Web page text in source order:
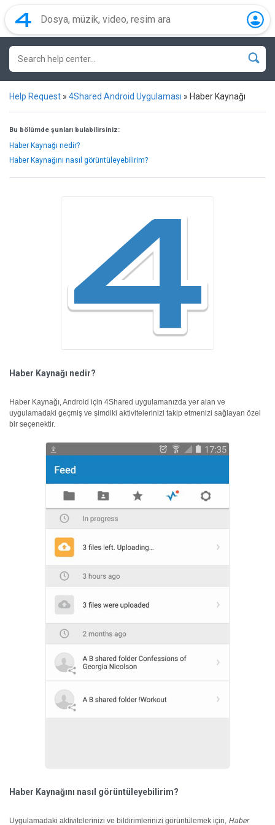
Help Request » 4Shared Android Uygulaması » Haber Kaynağı
Bu bölümde şunları bulabilirsiniz:
Haber Kaynağı nedir?
Haber Kaynağını nasıl görüntüleyebilirim?
Haber Kaynağı nedir?
Haber Kaynağı, Android için 4Shared uygulamanızda yer alan ve
uygulamadaki geçmiş ve şimdiki aktivitelerinizi takip etmenizi sağlayan özel
bir seçenektir.
Haber Kaynağını nasıl görüntüleyebilirim?
Uygulamadaki aktivitelerinizi ve bildirimlerinizi görüntülemek için, Haber